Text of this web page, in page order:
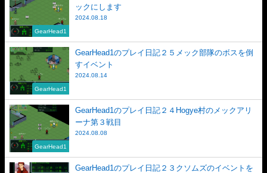
GearHead1
ックにします
2024.08.18
GearHead1
GearHead1のプレイ日記２５メック部隊のボスを倒
すイベント
2024.08.14
GearHead1
GearHead1のプレイ日記２４Hogye村のメックアリ
ーナ第３戦目
2024.08.08
GearHead1のプレイ日記２３クソムズのイベントを